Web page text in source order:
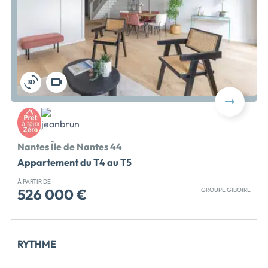
Voir le programme immobilier neuf >>
Nantes Île de Nantes 44
Appartement du T4 au T5
À PARTIR DE
526 000 € GROUPE GIBOIRE
10min en vélo du centre-ville, et à proximité de tous les
au Duc, du marché de la Petite Hollande, des lieux
RYTHME